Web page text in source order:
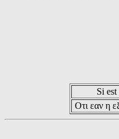
Si
Οτι εαν η